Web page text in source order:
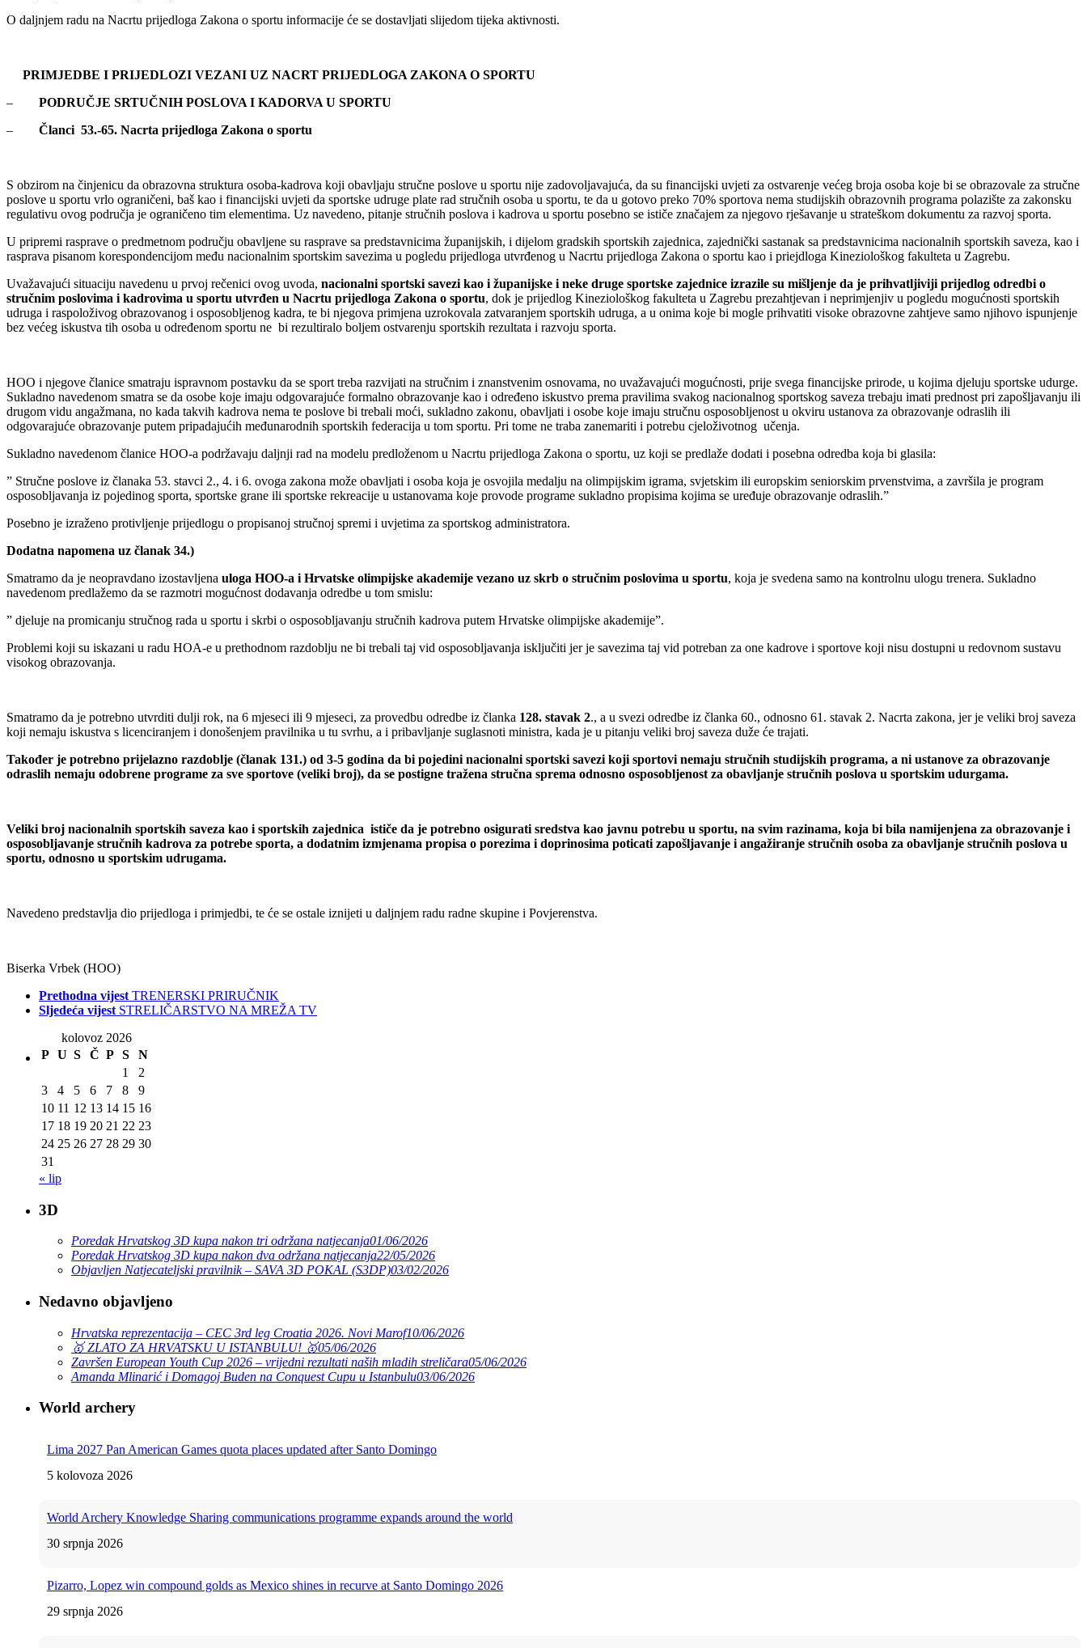
O daljnjem radu na Nacrtu prijedloga Zakona o sportu informacije će se dostavljati slijedom tijeka aktivnosti.
PRIMJEDBE I PRIJEDLOZI VEZANI UZ NACRT PRIJEDLOGA ZAKONA O SPORTU
– PODRUČJE SRTUČNIH POSLOVA I KADORVA U SPORTU
– Članci 53.-65. Nacrta prijedloga Zakona o sportu
S obzirom na činjenicu da obrazovna struktura osoba-kadrova koji obavljaju stručne poslove u sportu nije zadovoljavajuća, da su financijski uvjeti za ostvarenje većeg broja osoba koje bi se obrazovale za stručne
poslove u sportu vrlo ograničeni, baš kao i financijski uvjeti da sportske udruge plate rad stručnih osoba u sportu, te da u gotovo preko 70% sportova nema studijskih obrazovnih programa polazište za zakonsku
regulativu ovog područja je ograničeno tim elementima. Uz navedeno, pitanje stručnih poslova i kadrova u sportu posebno se ističe značajem za njegovo rješavanje u strateškom dokumentu za razvoj sporta.
U pripremi rasprave o predmetnom području obavljene su rasprave sa predstavnicima županijskih, i dijelom gradskih sportskih zajednica, zajednički sastanak sa predstavnicima nacionalnih sportskih saveza, kao i
rasprava pisanom korespondencijom među nacionalnim sportskim savezima u pogledu prijedloga utvrđenog u Nacrtu prijedloga Zakona o sportu kao i priejdloga Kineziološkog fakulteta u Zagrebu.
Uvažavajući situaciju navedenu u prvoj rečenici ovog uvoda, nacionalni sportski savezi kao i županijske i neke druge sportske zajednice izrazile su mišljenje da je prihvatljiviji prijedlog odredbi o
stručnim poslovima i kadrovima u sportu utvrđen u Nacrtu prijedloga Zakona o sportu, dok je prijedlog Kineziološkog fakulteta u Zagrebu prezahtjevan i neprimjenjiv u pogledu mogućnosti sportskih
udruga i raspoloživog obrazovanog i osposobljenog kadra, te bi njegova primjena uzrokovala zatvaranjem sportskih udruga, a u onima koje bi mogle prihvatiti visoke obrazovne zahtjeve samo njihovo ispunjenje
bez većeg iskustva tih osoba u određenom sportu ne bi rezultiralo boljem ostvarenju sportskih rezultata i razvoju sporta.
HOO i njegove članice smatraju ispravnom postavku da se sport treba razvijati na stručnim i znanstvenim osnovama, no uvažavajući mogućnosti, prije svega financijske prirode, u kojima djeluju sportske udurge.
Sukladno navedenom smatra se da osobe koje imaju odgovarajuće formalno obrazovanje kao i određeno iskustvo prema pravilima svakog nacionalnog sportskog saveza trebaju imati prednost pri zapošljavanju ili
drugom vidu angažmana, no kada takvih kadrova nema te poslove bi trebali moći, sukladno zakonu, obavljati i osobe koje imaju stručnu osposobljenost u okviru ustanova za obrazovanje odraslih ili
odgovarajuće obrazovanje putem pripadajućih međunarodnih sportskih federacija u tom sportu. Pri tome ne traba zanemariti i potrebu cjeloživotnog učenja.
Sukladno navedenom članice HOO-a podržavaju daljnji rad na modelu predloženom u Nacrtu prijedloga Zakona o sportu, uz koji se predlaže dodati i posebna odredba koja bi glasila:
” Stručne poslove iz članaka 53. stavci 2., 4. i 6. ovoga zakona može obavljati i osoba koja je osvojila medalju na olimpijskim igrama, svjetskim ili europskim seniorskim prvenstvima, a završila je program
osposobljavanja iz pojedinog sporta, sportske grane ili sportske rekreacije u ustanovama koje provode programe sukladno propisima kojima se uređuje obrazovanje odraslih.”
Posebno je izraženo protivljenje prijedlogu o propisanoj stručnoj spremi i uvjetima za sportskog administratora.
Dodatna napomena uz članak 34.)
Smatramo da je neopravdano izostavljena uloga HOO-a i Hrvatske olimpijske akademije vezano uz skrb o stručnim poslovima u sportu, koja je svedena samo na kontrolnu ulogu trenera. Sukladno
navedenom predlažemo da se razmotri mogućnost dodavanja odredbe u tom smislu:
” djeluje na promicanju stručnog rada u sportu i skrbi o osposobljavanju stručnih kadrova putem Hrvatske olimpijske akademije”.
Problemi koji su iskazani u radu HOA-e u prethodnom razdoblju ne bi trebali taj vid osposobljavanja isključiti jer je savezima taj vid potreban za one kadrove i sportove koji nisu dostupni u redovnom sustavu
visokog obrazovanja.
Smatramo da je potrebno utvrditi dulji rok, na 6 mjeseci ili 9 mjeseci, za provedbu odredbe iz članka 128. stavak 2., a u svezi odredbe iz članka 60., odnosno 61. stavak 2. Nacrta zakona, jer je veliki broj saveza
koji nemaju iskustva s licenciranjem i donošenjem pravilnika u tu svrhu, a i pribavljanje suglasnoti ministra, kada je u pitanju veliki broj saveza duže će trajati.
Također je potrebno prijelazno razdoblje (članak 131.) od 3-5 godina da bi pojedini nacionalni sportski savezi koji sportovi nemaju stručnih studijskih programa, a ni ustanove za obrazovanje
odraslih nemaju odobrene programe za sve sportove (veliki broj), da se postigne tražena stručna sprema odnosno osposobljenost za obavljanje stručnih poslova u sportskim udurgama.
Veliki broj nacionalnih sportskih saveza kao i sportskih zajednica ističe da je potrebno osigurati sredstva kao javnu potrebu u sportu, na svim razinama, koja bi bila namijenjena za obrazovanje i
osposobljavanje stručnih kadrova za potrebe sporta, a dodatnim izmjenama propisa o porezima i doprinosima poticati zapošljavanje i angažiranje stručnih osoba za obavljanje stručnih poslova u
sportu, odnosno u sportskim udrugama.
Navedeno predstavlja dio prijedloga i primjedbi, te će se ostale iznijeti u daljnjem radu radne skupine i Povjerenstva.
Biserka Vrbek (HOO)
Prethodna vijest TRENERSKI PRIRUČNIK
Sljedeća vijest STRELIČARSTVO NA MREŽA TV
kolovoz 2026
P U S Č P S
N
1
2
3
4 5 6 7 8
9
10 11 12 13 14 15 16
17 18 19 20 21 22 23
24 25 26 27 28 29 30
31
« lip
3D
Poredak Hrvatskog 3D kupa nakon tri održana natjecanja01/06/2026
Poredak Hrvatskog 3D kupa nakon dva održana natjecanja22/05/2026
Objavljen Natjecateljski pravilnik – SAVA 3D POKAL (S3DP)03/02/2026
Nedavno objavljeno
Hrvatska reprezentacija – CEC 3rd leg Croatia 2026. Novi Marof10/06/2026
🥇 ZLATO ZA HRVATSKU U ISTANBULU! 🥇05/06/2026
Završen European Youth Cup 2026 – vrijedni rezultati naših mladih streličara05/06/2026
Amanda Mlinarić i Domagoj Buden na Conquest Cupu u Istanbulu03/06/2026
World archery
Lima 2027 Pan American Games quota places updated after Santo Domingo
5 kolovoza 2026
World Archery Knowledge Sharing communications programme expands around the world
30 srpnja 2026
Pizarro, Lopez win compound golds as Mexico shines in recurve at Santo Domingo 2026
29 srpnja 2026